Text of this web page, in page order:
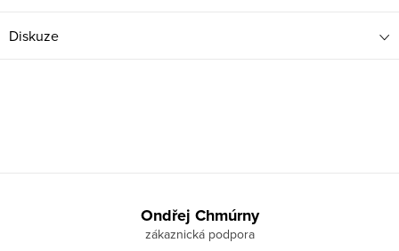
Diskuze
Ondřej Chmúrny